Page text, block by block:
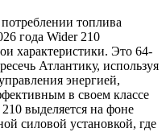
топлива
года Wider 210
характеристики. Это 64-
Атлантику, используя
энергией,
в своем классе
выделяется на фоне
силовой установкой, где